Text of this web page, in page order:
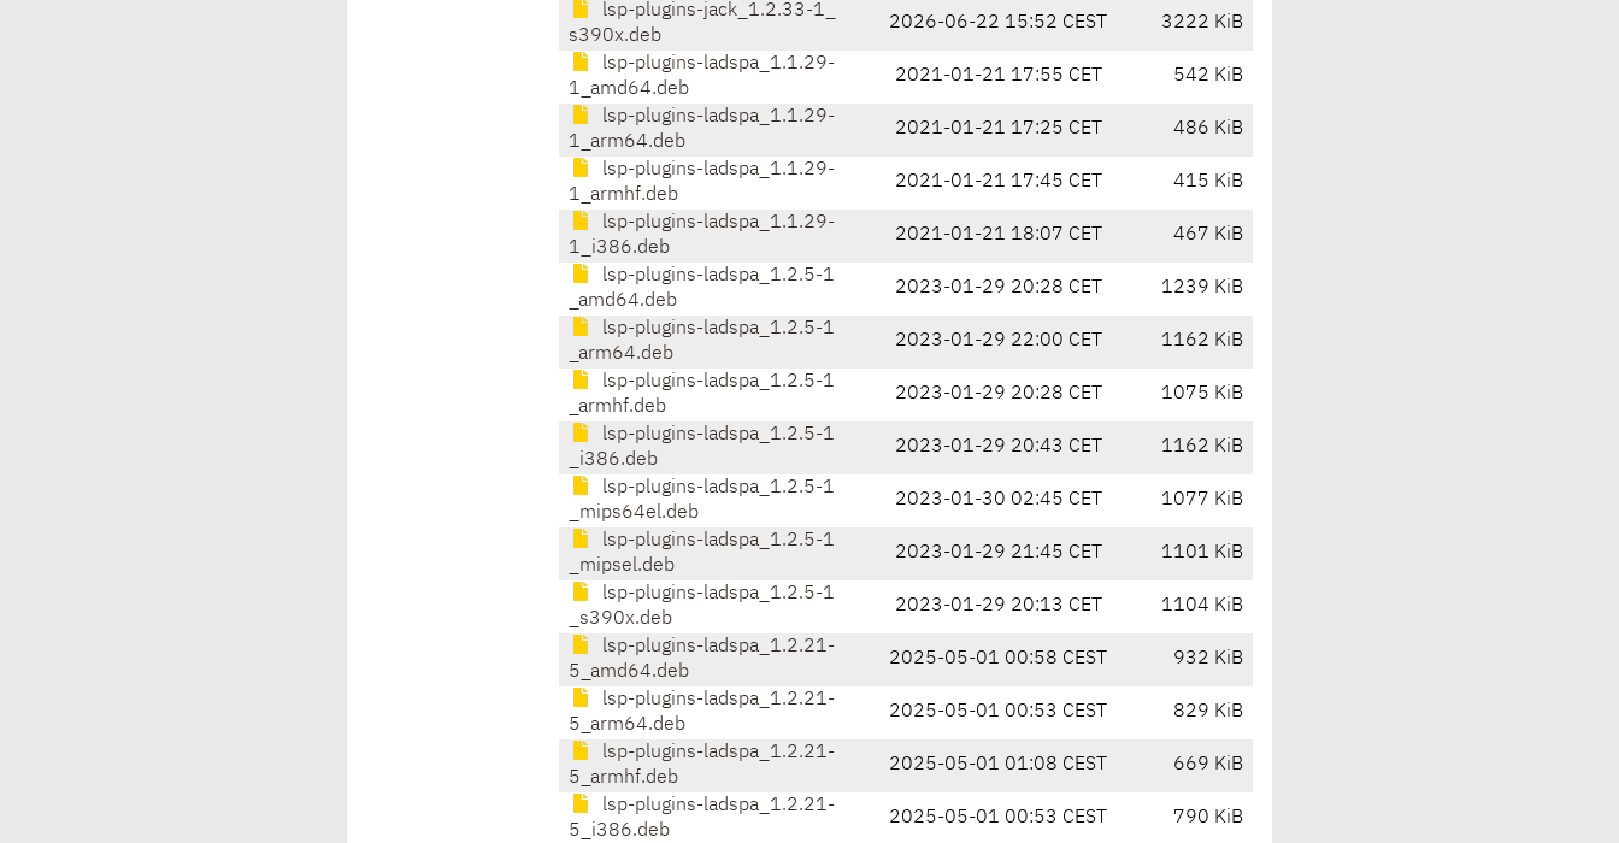
lsp-plugins-jack_1.2.33-1_
s390x.deb
2026-06-22 15:52 CEST 3222 KiB
lsp-plugins-ladspa_1.1.29-
1_amd64.deb
2021-01-21 17:55 CET 542 KiB
lsp-plugins-ladspa_1.1.29-
1_arm64.deb
2021-01-21 17:25 CET 486 KiB
lsp-plugins-ladspa_1.1.29-
1_armhf.deb
2021-01-21 17:45 CET 415 KiB
lsp-plugins-ladspa_1.1.29-
1_i386.deb
2021-01-21 18:07 CET 467 KiB
lsp-plugins-ladspa_1.2.5-1
_amd64.deb
2023-01-29 20:28 CET 1239 KiB
lsp-plugins-ladspa_1.2.5-1
_arm64.deb
2023-01-29 22:00 CET 1162 KiB
lsp-plugins-ladspa_1.2.5-1
_armhf.deb
2023-01-29 20:28 CET 1075 KiB
lsp-plugins-ladspa_1.2.5-1
_i386.deb
2023-01-29 20:43 CET 1162 KiB
lsp-plugins-ladspa_1.2.5-1
_mips64el.deb
2023-01-30 02:45 CET 1077 KiB
lsp-plugins-ladspa_1.2.5-1
_mipsel.deb
2023-01-29 21:45 CET 1101 KiB
lsp-plugins-ladspa_1.2.5-1
_s390x.deb
2023-01-29 20:13 CET 1104 KiB
lsp-plugins-ladspa_1.2.21-
5_amd64.deb
2025-05-01 00:58 CEST 932 KiB
lsp-plugins-ladspa_1.2.21-
5_arm64.deb
2025-05-01 00:53 CEST 829 KiB
lsp-plugins-ladspa_1.2.21-
5_armhf.deb
2025-05-01 01:08 CEST 669 KiB
lsp-plugins-ladspa_1.2.21-
5_i386.deb
2025-05-01 00:53 CEST 790 KiB